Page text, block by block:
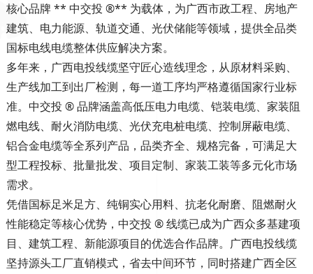
核心品牌 ** 中交投 ®** 为载体，为广西市政工程、房地产
建筑、电力能源、轨道交通、光伏储能等领域，提供全品类
国标电线电缆整体供应解决方案。
多年来，广西电投线缆坚守匠心造线理念，从原材料采购、
生产线加工到出厂检测，每一道工序均严格遵循国家行业标
准。中交投 ® 品牌涵盖高低压电力电缆、铠装电缆、家装阻
燃电线、耐火消防电缆、光伏充电桩电缆、控制屏蔽电缆、
铝合金电缆等全系列产品，品类齐全、规格完备，可满足大
型工程投标、批量批发、项目定制、家装工装等多元化市场
需求。
凭借国标足米足方、纯铜实心用料、抗老化耐磨、阻燃耐火
性能稳定等核心优势，中交投 ® 线缆已成为广西众多基建项
目、建筑工程、新能源项目的优选合作品牌。广西电投线缆
坚持源头工厂直销模式，省去中间环节，同时搭建广西全区